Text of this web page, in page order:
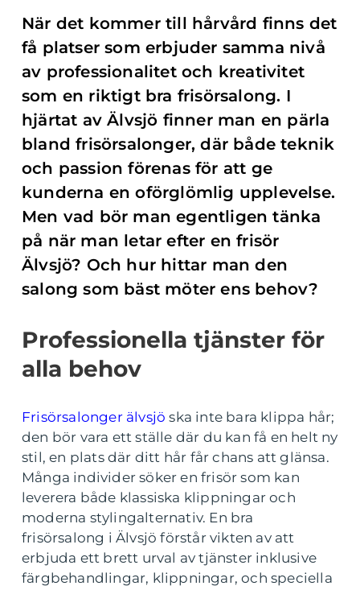
När det kommer till hårvård finns det
få platser som erbjuder samma nivå
av professionalitet och kreativitet
som en riktigt bra frisörsalong. I
hjärtat av Älvsjö finner man en pärla
bland frisörsalonger, där både teknik
och passion förenas för att ge
kunderna en oförglömlig upplevelse.
Men vad bör man egentligen tänka
på när man letar efter en frisör
Älvsjö? Och hur hittar man den
salong som bäst möter ens behov?
Professionella tjänster för
alla behov
Frisörsalonger älvsjö ska inte bara klippa hår;
den bör vara ett ställe där du kan få en helt ny
stil, en plats där ditt hår får chans att glänsa.
Många individer söker en frisör som kan
leverera både klassiska klippningar och
moderna stylingalternativ. En bra
frisörsalong i Älvsjö förstår vikten av att
erbjuda ett brett urval av tjänster inklusive
färgbehandlingar, klippningar, och speciella